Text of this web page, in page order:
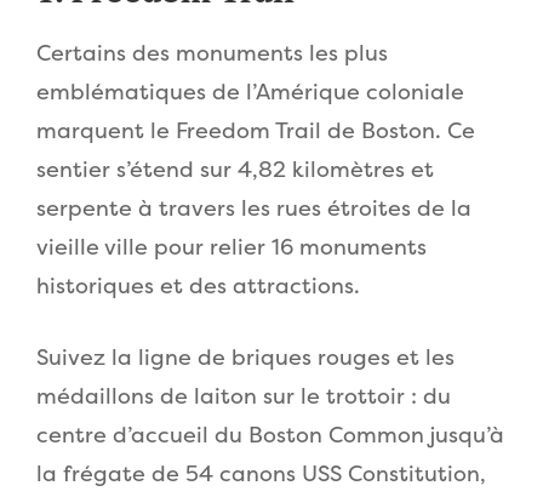
Certains des monuments les plus
emblématiques de l’Amérique coloniale
marquent le Freedom Trail de Boston. Ce
sentier s’étend sur 4,82 kilomètres et
serpente à travers les rues étroites de la
vieille ville pour relier 16 monuments
historiques et des attractions.
Suivez la ligne de briques rouges et les
médaillons de laiton sur le trottoir : du
centre d’accueil du Boston Common jusqu’à
la frégate de 54 canons USS Constitution,